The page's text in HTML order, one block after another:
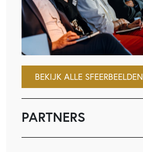
BEKIJK ALLE SFEERBEELDEN
PARTNERS